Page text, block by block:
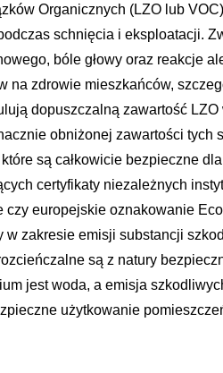
Organicznych (LZO lub
schnięcia i eksploatacji.
bóle głowy oraz reakcje
na zdrowie mieszkańców,
dopuszczalną zawartość
obniżonej zawartości tych
są całkowicie bezpieczne
certyfikaty niezależnych
czy europejskie oznakowanie
w zakresie emisji substancji
są z natury
jest woda, a emisja
użytkowanie